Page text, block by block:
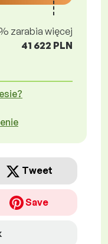
zarabia więcej
41 622 PLN
Tweet
Save